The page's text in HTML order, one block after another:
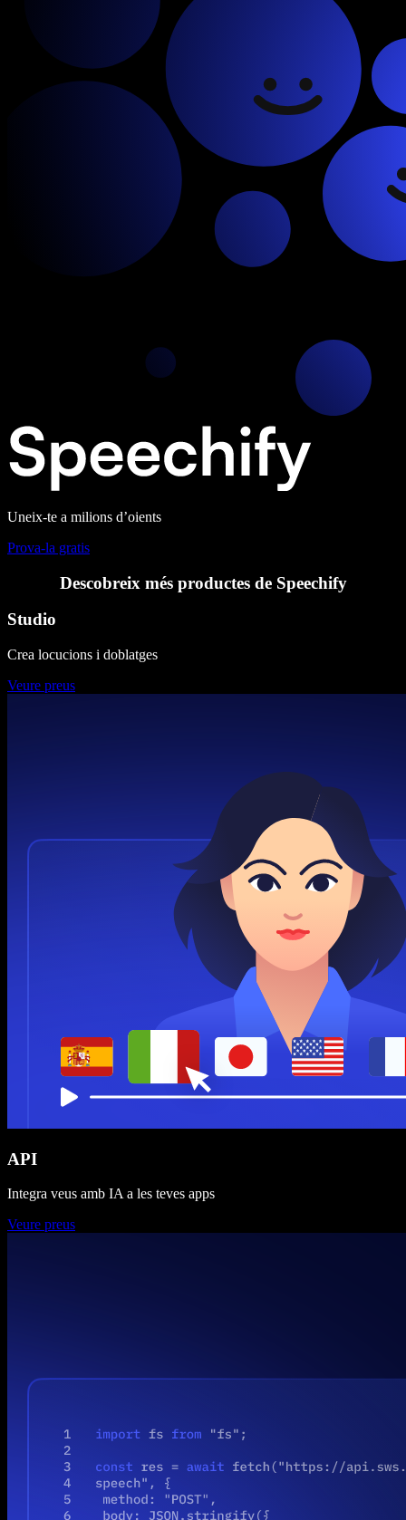
Uneix-te a milions d’oients
Prova-la gratis
Descobreix més productes de Speechify
Studio
Crea locucions i doblatges
Veure preus
API
Integra veus amb IA a les teves apps
Veure preus